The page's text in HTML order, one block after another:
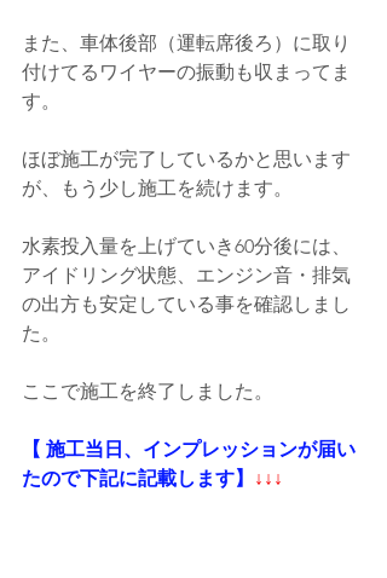
また、 車体後部（運転席後ろ）に取り
付けてるワイヤーの振動も収まってま
す。
ほぼ施工が完了しているかと思います
が、もう少し施工を続けます。
水素投入量を上げていき60分後には、
アイドリング状態、エンジン音・排気
の出方も安定している事を確認しまし
た。
ここで施工を終了しました。
【 施工当日、インプレッションが届い
たので下記に記載します】
↓↓↓